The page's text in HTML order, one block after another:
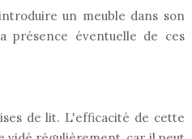
un meuble dans son
présence éventuelle de ces
de lit. L'efficacité de cette